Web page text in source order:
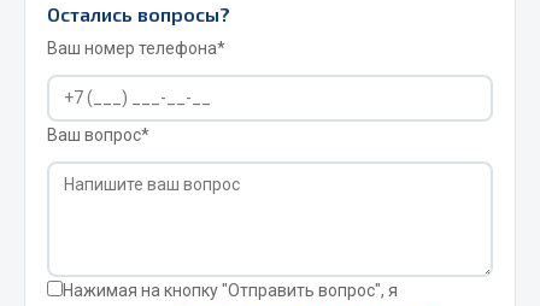
Болты
Гайки
Пресс-масленки
Хомуты
Остались вопросы?
Ваш номер телефона*
Ваш вопрос*
Нажимая на кнопку "Отправить вопрос", я